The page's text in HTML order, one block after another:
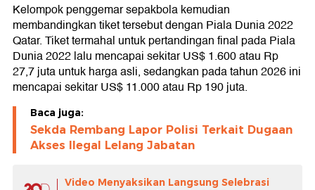
Kelompok penggemar sepakbola kemudian
membandingkan tiket tersebut dengan Piala Dunia 2022
Qatar. Tiket termahal untuk pertandingan final pada Piala
Dunia 2022 lalu mencapai sekitar US$ 1.600 atau Rp
27,7 juta untuk harga asli, sedangkan pada tahun 2026 ini
mencapai sekitar US$ 11.000 atau Rp 190 juta.
Baca juga:
Sekda Rembang Lapor Polisi Terkait Dugaan
Akses Ilegal Lelang Jabatan
Video Menyaksikan Langsung Selebrasi